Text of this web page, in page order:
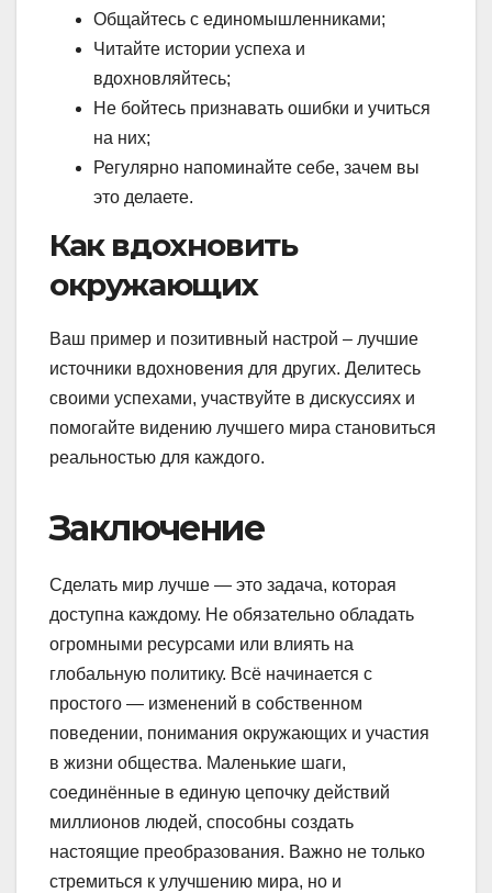
Общайтесь с единомышленниками;
Читайте истории успеха и
вдохновляйтесь;
Не бойтесь признавать ошибки и учиться
на них;
Регулярно напоминайте себе, зачем вы
это делаете.
Как вдохновить
окружающих
Ваш пример и позитивный настрой – лучшие
источники вдохновения для других. Делитесь
своими успехами, участвуйте в дискуссиях и
помогайте видению лучшего мира становиться
реальностью для каждого.
Заключение
Сделать мир лучше — это задача, которая
доступна каждому. Не обязательно обладать
огромными ресурсами или влиять на
глобальную политику. Всё начинается с
простого — изменений в собственном
поведении, понимания окружающих и участия
в жизни общества. Маленькие шаги,
соединённые в единую цепочку действий
миллионов людей, способны создать
настоящие преобразования. Важно не только
стремиться к улучшению мира, но и